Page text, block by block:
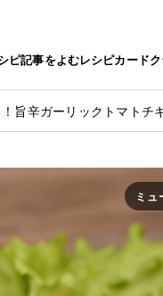
ピ記事をよむレシピカード
旨辛ガーリックトマトチ
ミュ